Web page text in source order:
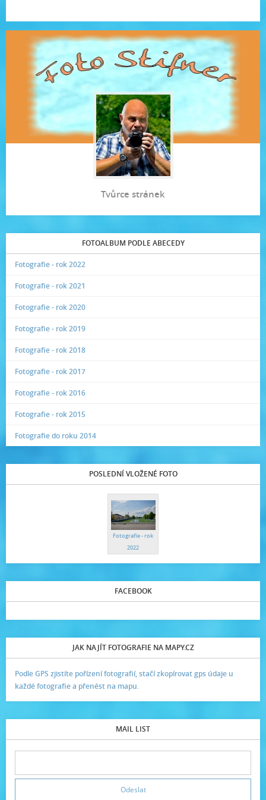
Tvůrce stránek
FOTOALBUM PODLE ABECEDY
Fotografie - rok 2022
Fotografie - rok 2021
Fotografie - rok 2020
Fotografie - rok 2019
Fotografie - rok 2018
Fotografie - rok 2017
Fotografie - rok 2016
Fotografie - rok 2015
Fotografie do roku 2014
POSLEDNÍ VLOŽENÉ FOTO
Fotografie - rok
2022
FACEBOOK
JAK NAJÍT FOTOGRAFIE NA MAPY.CZ
Podle GPS zjistíte pořízení fotografií, stačí zkopírovat gps údaje u
každé fotografie a přenést na mapu.
MAIL LIST